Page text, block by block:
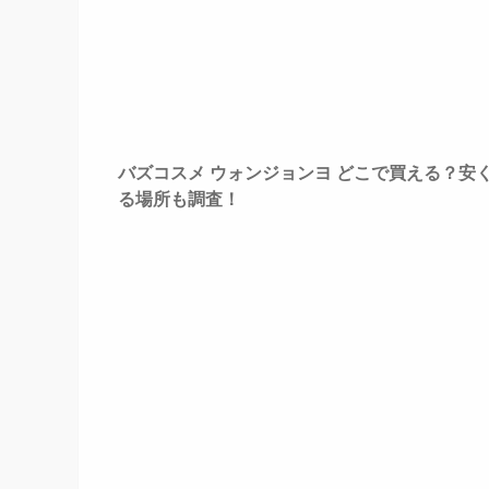
バズコスメ ウォンジョンヨ どこで買える？安
る場所も調査！